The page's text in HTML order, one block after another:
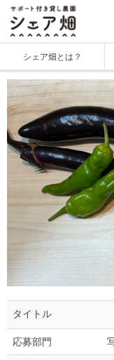
シェア畑とは？
タイトル
応募部門